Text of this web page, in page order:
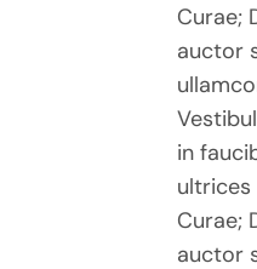
Curae;
auctor
in
ultrices
Curae;
auctor